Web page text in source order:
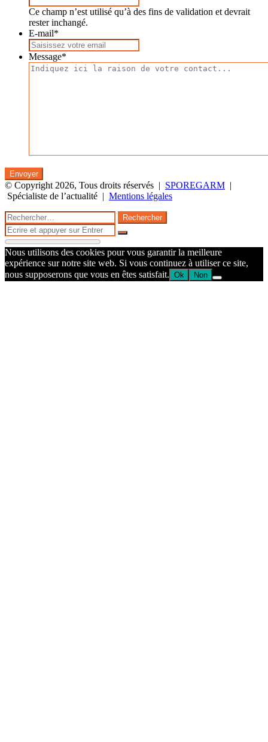
Ce champ n’est utilisé qu’à des fins de validation et devrait
rester inchangé.
E-mail*
Message*
© Copyright 2026, Tous droits réservés | SPOREGARM |
Spécialiste de l’actualité | Mentions légales
Facebook
Twitter
WhatsApp
Telegram
Bouton
retour
en
haut
de
la
page
Fermer
Rechercher :
Fermer
Rechercher
Nous utilisons des cookies pour vous garantir la meilleure
expérience sur notre site web. Si vous continuez à utiliser ce site,
nous supposerons que vous en êtes satisfait. Ok Non